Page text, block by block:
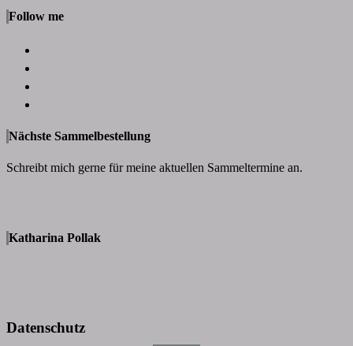
Follow me
Nächste Sammelbestellung
Schreibt mich gerne für meine aktuellen Sammeltermine an.
Katharina Pollak
Datenschutz